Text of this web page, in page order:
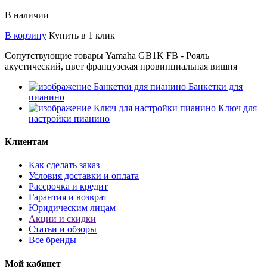
В наличии
В корзину Купить в 1 клик
Сопутствующие товары Yamaha GB1K FB - Рояль
акустический, цвет французская провинциальная вишня
Банкетки для
пианино
Ключ для
настройки пианино
Клиентам
Как сделать заказ
Условия доставки и оплата
Рассрочка и кредит
Гарантия и возврат
Юридическим лицам
Акции и скидки
Статьи и обзоры
Все бренды
Мой кабинет